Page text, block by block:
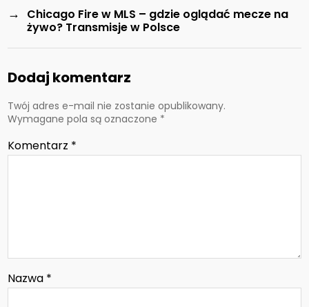
→
Chicago Fire w MLS – gdzie oglądać mecze na
żywo? Transmisje w Polsce
Dodaj komentarz
Twój adres e-mail nie zostanie opublikowany.
Wymagane pola są oznaczone *
Komentarz *
Nazwa *